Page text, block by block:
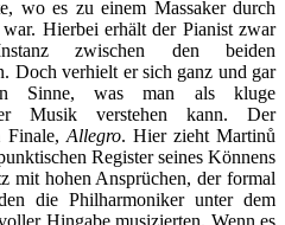
wo es zu einem Massaker durch
Hierbei erhält der Pianist zwar
zwischen den beiden
Doch verhielt er sich ganz und gar
Sinne, was man als kluge
Musik verstehen kann. Der
Finale, Allegro. Hier zieht Martinů
Register seines Könnens
mit hohen Ansprüchen, der formal
die Philharmoniker unter dem
Hingabe musizierten. Wenn es